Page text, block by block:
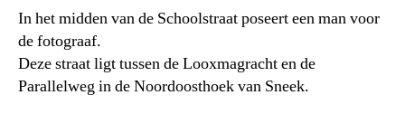
In het midden van de Schoolstraat poseert een man voor
de fotograaf.
Deze straat ligt tussen de Looxmagracht en de
Parallelweg in de Noordoosthoek van Sneek.